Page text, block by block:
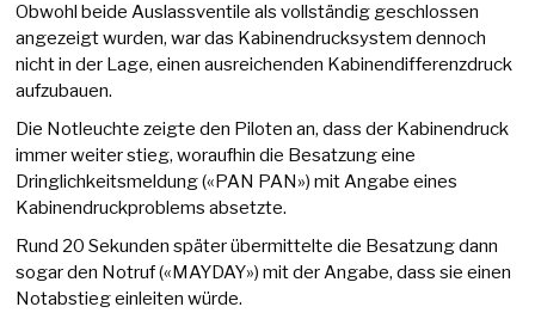
Obwohl beide Auslassventile als vollständig geschlossen
angezeigt wurden, war das Kabinendrucksystem dennoch
nicht in der Lage, einen ausreichenden Kabinendifferenzdruck
aufzubauen.
Die Notleuchte zeigte den Piloten an, dass der Kabinendruck
immer weiter stieg, woraufhin die Besatzung eine
Dringlichkeitsmeldung («PAN PAN») mit Angabe eines
Kabinendruckproblems absetzte.
Rund 20 Sekunden später übermittelte die Besatzung dann
sogar den Notruf («MAYDAY») mit der Angabe, dass sie einen
Notabstieg einleiten würde.